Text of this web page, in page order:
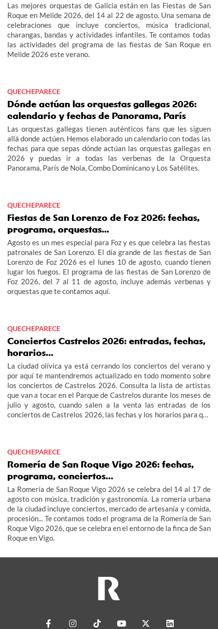
Las mejores orquestas de Galicia están en las Fiestas de San
Roque en Melide 2026, del 14 al 22 de agosto. Una semana de
celebraciones que incluye conciertos, música tradicional,
charangas, bandas y actividades infantiles. Te contamos todas
las actividades del programa de las fiestas de San Roque en
Melide 2026 este verano.
QUECHEPARECE
Dónde actúan las orquestas gallegas 2026:
calendario y fechas de Panorama, París
Las orquestas gallegas tienen auténticos fans que les siguen
allá donde actúen. Hemos elaborado un calendario con todas las
fechas para que sepas dónde actúan las orquestas gallegas en
2026 y puedas ir a todas las verbenas de la Orquesta
Panorama, París de Noia, Combo Dominicano y Los Satélites.
QUECHEPARECE
Fiestas de San Lorenzo de Foz 2026: fechas,
programa, orquestas...
Agosto es un mes especial para Foz y es que celebra las fiestas
patronales de San Lorenzo. El día grande de las fiestas de San
Lorenzo de Foz 2026 es el lunes 10 de agosto, cuando tienen
lugar los fuegos. El programa de las fiestas de San Lorenzo de
Foz 2026, del 7 al 11 de agosto, incluye además verbenas y
orquestas que te contamos aquí.
QUECHEPARECE
Conciertos Castrelos 2026: entradas, fechas,
horarios…
La ciudad olívica ya está cerrando los conciertos del verano y
por aquí te mantendremos actualizado en todo momento sobre
los conciertos de Castrelos 2026. Consulta la lista de artistas
que van a tocar en el Parque de Castrelos durante los meses de
julio y agosto, cuando salen a la venta las entradas de los
conciertos de Castrelos 2026, las fechas y los horarios para que
QUECHEPARECE
Romería de San Roque Vigo 2026: fechas,
programa, conciertos…
La Romería de San Roque Vigo 2026 se celebra del 14 al 17 de
agosto con música, tradición y gastronomía. La romería urbana
de la ciudad incluye conciertos, mercado de artesanía y comida,
procesión... Te contamos todo el programa de la Romería de San
Roque Vigo 2026, que se celebra en el entorno de la finca de San
Roque en Vigo.